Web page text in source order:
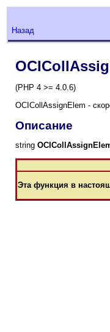
Назад
(PHP 4 >= 4.0.6)
OCICollAssignElem -
Описание
string
Эта функция в